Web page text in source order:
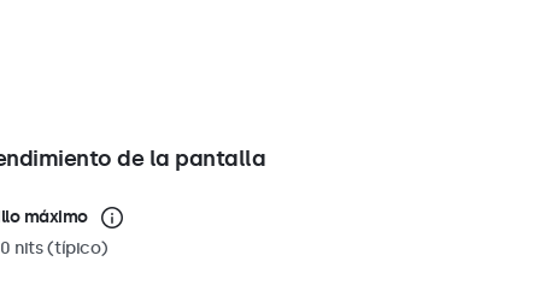
de la pantalla
máximo
nits (típico)